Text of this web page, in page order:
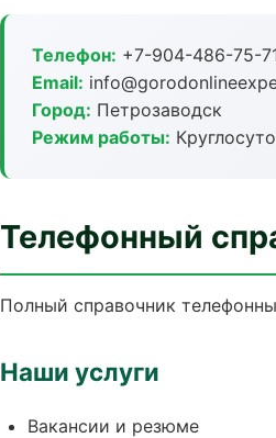
Телефон: +7-904-486-75-
Email:
Город: Петрозаводск
Режим работы:
Телефонный
Полный справочник
Наши услуги
Вакансии и резюме